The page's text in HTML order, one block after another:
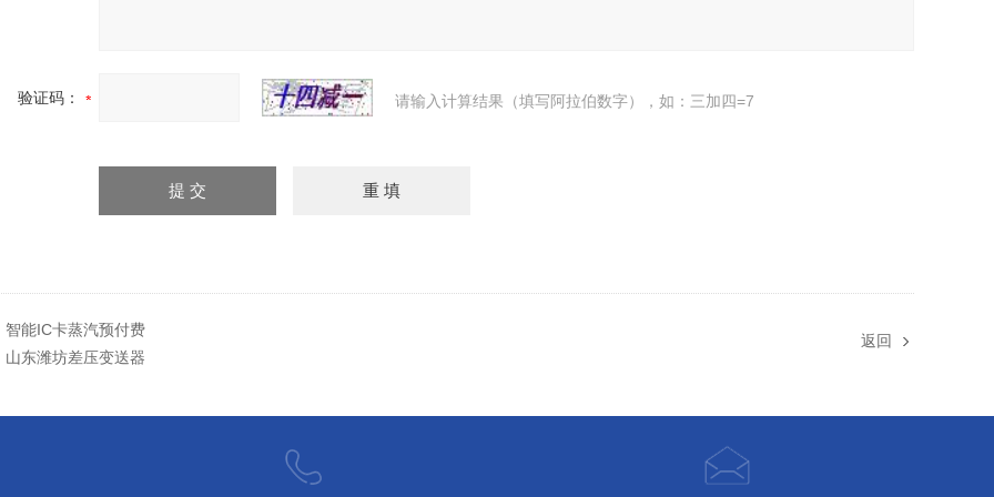
验证码： 请输入计算结果（填写阿拉伯数字），如：三加四=7
智能IC卡蒸汽预付费
山东潍坊差压变送器
返回